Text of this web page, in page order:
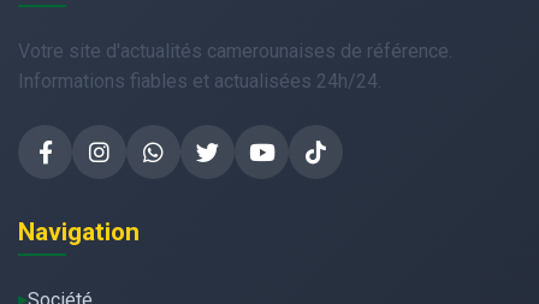
Votre site d'actualités camerounaises de référence.
Informations fiables et actualisées 24h/24.
Navigation